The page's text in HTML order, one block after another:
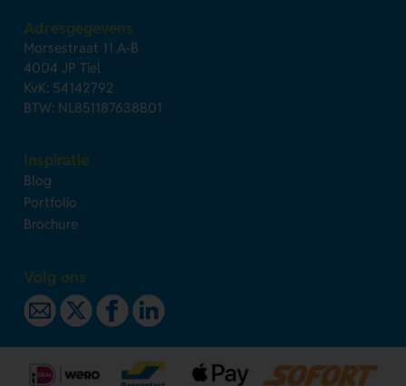
Adresgegevens
Morsestraat 11 A-B
4004 JP Tiel
KvK: 54142792
BTW: NL851187638B01
Inspiratie
Blog
Portfolio
Brochure
Volg ons